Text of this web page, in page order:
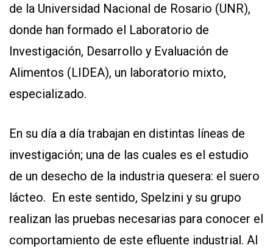
de la Universidad Nacional de Rosario (UNR),
donde han formado el Laboratorio de
Investigación, Desarrollo y Evaluación de
Alimentos (LIDEA), un laboratorio mixto,
especializado.
En su día a día trabajan en distintas líneas de
investigación; una de las cuales es el estudio
de un desecho de la industria quesera: el suero
lácteo. En este sentido, Spelzini y su grupo
realizan las pruebas necesarias para conocer el
comportamiento de este efluente industrial. Al